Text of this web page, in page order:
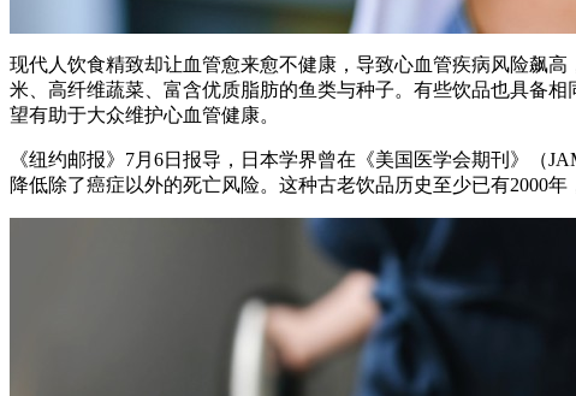
现代人饮食精致却让血管愈来愈不健康，导致心血管疾病风险飙
米、高纤维蔬菜、富含优质脂肪的鱼类与种子。有些饮品也具备
望有助于大众维护心血管健康。
《纽约邮报》7月6日报导，日本学界曾在《美国医学会期刊》（
降低除了癌症以外的死亡风险。这种古老饮品历史至少已有2000